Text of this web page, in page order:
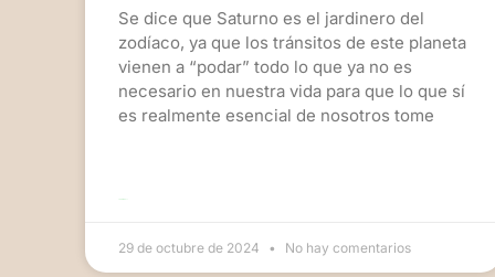
Se dice que Saturno es el jardinero del
zodíaco, ya que los tránsitos de este planeta
vienen a “podar” todo lo que ya no es
necesario en nuestra vida para que lo que sí
es realmente esencial de nosotros tome
29 de octubre de 2024 No hay comentarios